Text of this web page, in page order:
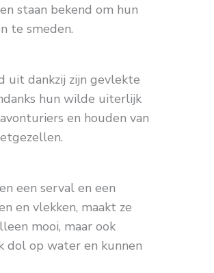
staan bekend om hun
te smeden.
uit dankzij zijn gevlekte
hun wilde uiterlijk
en houden van
een serval en een
en vlekken, maakt ze
mooi, maar ook
dol op water en kunnen